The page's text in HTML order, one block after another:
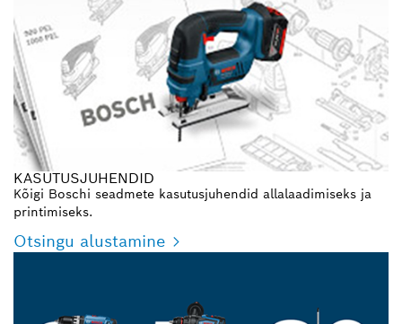
KASUTUSJUHENDID
Kõigi Boschi seadmete kasutusjuhendid allalaadimiseks ja
printimiseks.
Otsingu alustamine